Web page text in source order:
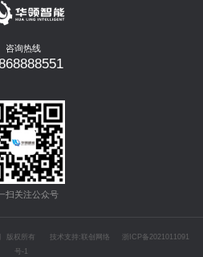
咨询热线
扫关注公众号
司 版权所有 技术支持:联创网络 浙ICP备2021011091
号-1